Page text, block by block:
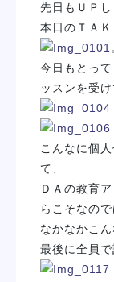
先日もＵＰし
本日のＴＡ
今日もとっ
ッスンを受
こんなに個
て、
ＤＡの教育
らこそなの
なかなかこ
最後に全員
就職・デビュー
入学案内
スクールライフ
訪問者別